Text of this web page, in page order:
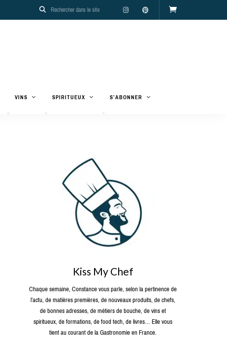
VINS SPIRITUEUX S’ABONNER
Kiss My Chef
Chaque semaine, Constance vous parle, selon la pertinence de
l’actu, de matières premières, de nouveaux produits, de chefs,
de bonnes adresses, de métiers de bouche, de vins et
spiritueux, de formations, de food tech, de livres… Elle vous
tient au courant de la Gastronomie en France.